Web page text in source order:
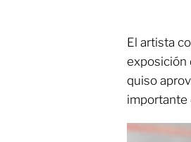
El artista
exposición
quiso
importante